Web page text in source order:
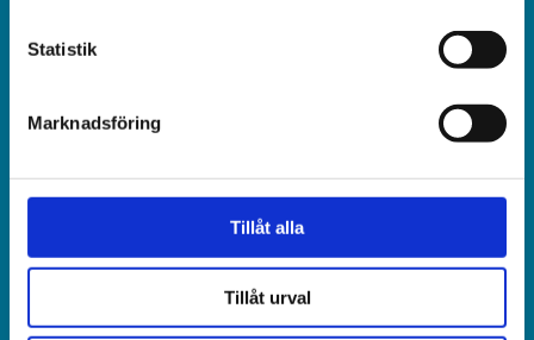
Statistik
Marknadsföring
Tillåt alla
Tillåt urval
(kl 10–12, 14–16)
Redaktionen:
Världen idag, Box 6015